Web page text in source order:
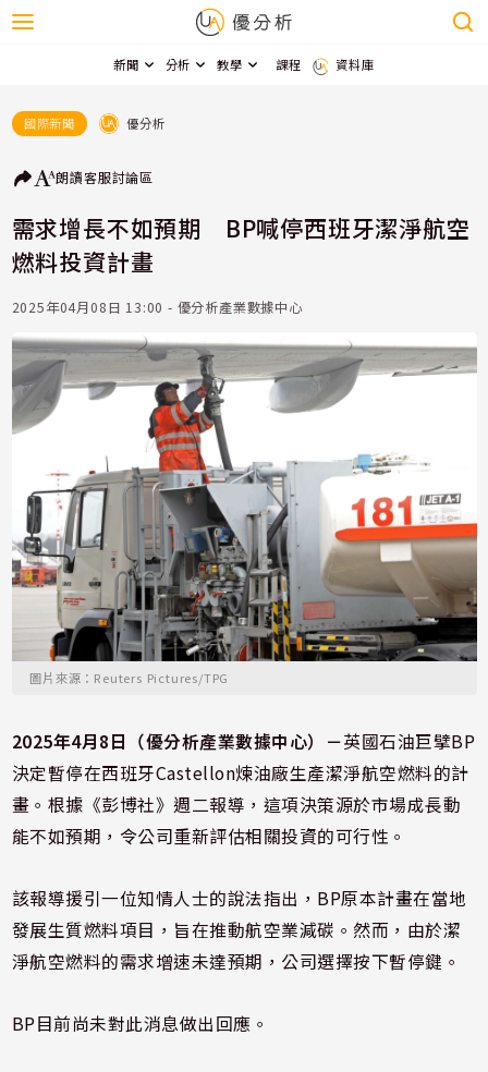
新聞 分析 教學 課程 資料庫
國際新聞 優分析
朗讀客服討論區
需求增長不如預期 BP喊停西班牙潔淨航空
燃料投資計畫
2025年04月08日 13:00 - 優分析產業數據中心
圖片來源：Reuters Pictures/TPG
2025年4月8日（優分析產業數據中心）－英國石油巨擘BP
決定暫停在西班牙Castellon煉油廠生產潔淨航空燃料的計
畫。根據《彭博社》週二報導，這項決策源於市場成長動
能不如預期，令公司重新評估相關投資的可行性。
該報導援引一位知情人士的說法指出，BP原本計畫在當地
發展生質燃料項目，旨在推動航空業減碳。然而，由於潔
淨航空燃料的需求增速未達預期，公司選擇按下暫停鍵。
BP目前尚未對此消息做出回應。